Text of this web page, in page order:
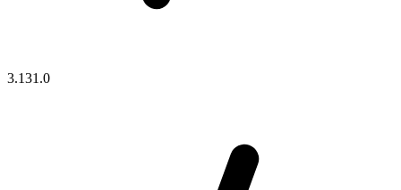
3.131.0